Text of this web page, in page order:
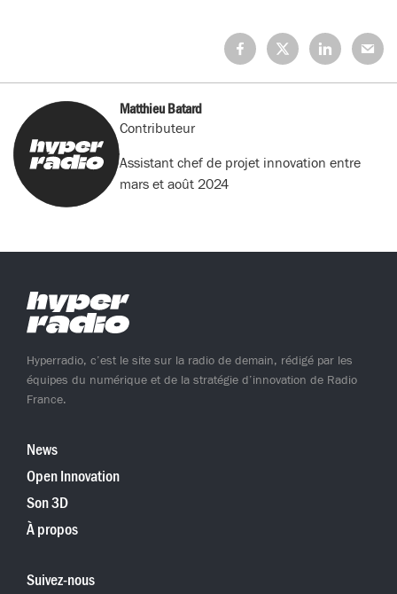
Partagez
sur
Facebook
Partagez
sur
X
Partagez
sur
LinkedIn
sur
Mail
Matthieu Batard
Contributeur
Assistant chef de projet innovation entre
mars et août 2024
Hyperradio, c’est le site sur la radio de demain, rédigé par les
équipes du numérique et de la stratégie d’innovation de Radio
France.
News
Open Innovation
Son 3D
À propos
Suivez-nous